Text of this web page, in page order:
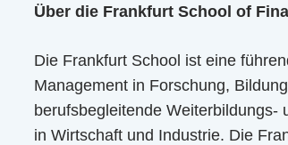
Über die Frankfurt School of
Die Frankfurt School ist eine
Management in Forschung,
berufsbegleitende Weiterbildungs-
in Wirtschaft und Industrie. Die